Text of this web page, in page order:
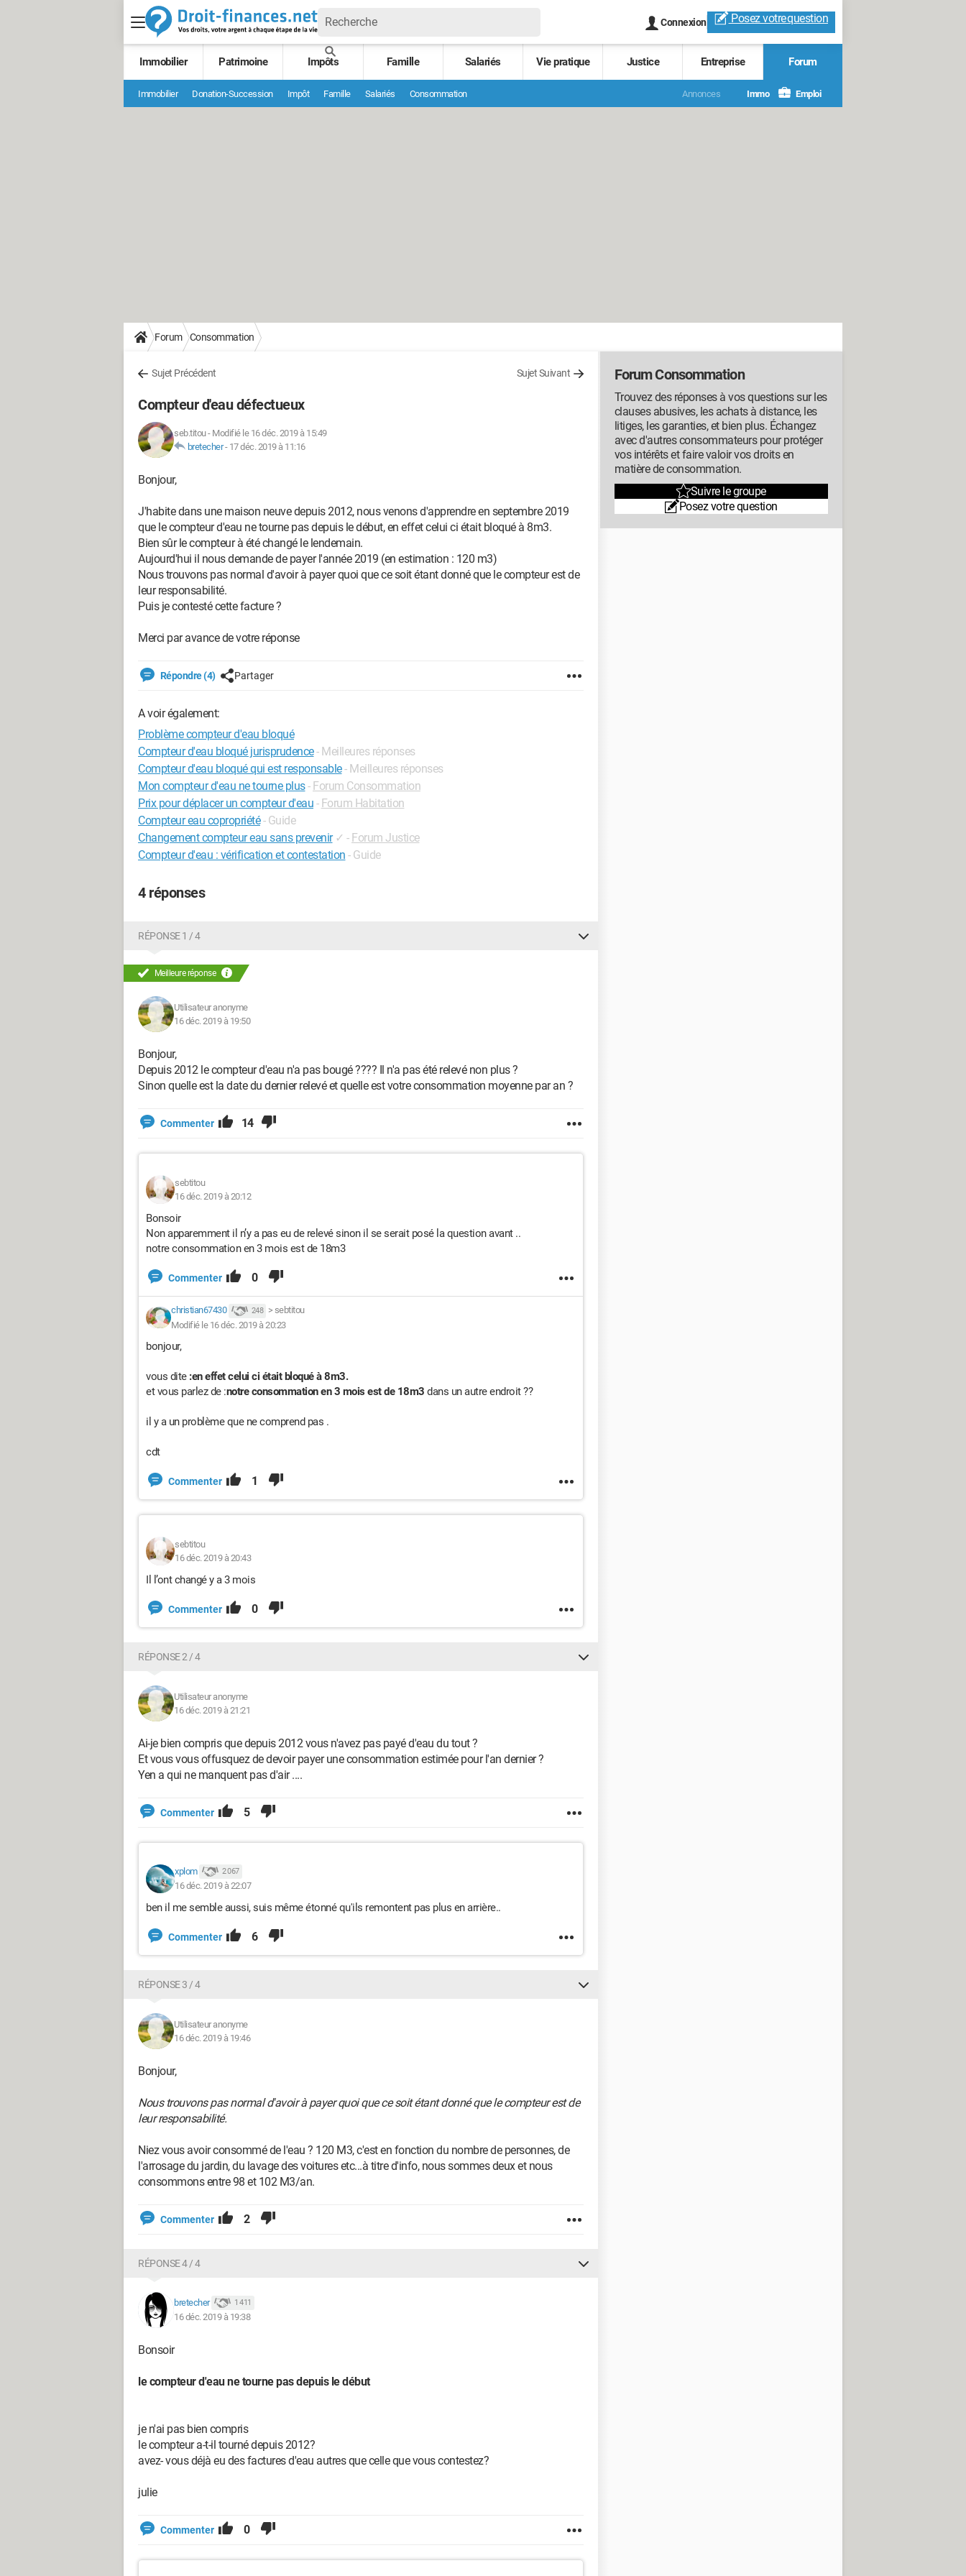
Connexion Posez votrequestion
Immobilier Patrimoine Impôts Famille Salariés Vie pratique Justice Entreprise Forum
Immobilier Donation-Succession Impôt Famille Salariés Consommation Annonces Immo Emploi
Forum Consommation
Sujet Précédent Sujet Suivant
Compteur d'eau défectueux
seb.titou- Modifié le 16 déc. 2019 à 15:49
bretecher- 17 déc. 2019 à 11:16
Bonjour,
J'habite dans une maison neuve depuis 2012, nous venons d'apprendre en septembre 2019
que le compteur d'eau ne tourne pas depuis le début, en effet celui ci était bloqué à 8m3.
Bien sûr le compteur à été changé le lendemain.
Aujourd'hui il nous demande de payer l'année 2019 (en estimation : 120 m3)
Nous trouvons pas normal d'avoir à payer quoi que ce soit étant donné que le compteur est de
leur responsabilité.
Puis je contesté cette facture ?
Merci par avance de votre réponse
Répondre (4) Partager
A voir également:
Problème compteur d'eau bloqué
Compteur d'eau bloqué jurisprudence- Meilleures réponses
Compteur d'eau bloqué qui est responsable- Meilleures réponses
Mon compteur d'eau ne tourne plus- Forum Consommation
Prix pour déplacer un compteur d'eau - Forum Habitation
Compteur eau copropriété - Guide
Changement compteur eau sans prevenir ✓ - Forum Justice
Compteur d'eau : vérification et contestation - Guide
4 réponses
RÉPONSE 1 / 4
Meilleure réponse
Utilisateur anonyme
16 déc. 2019 à 19:50
Bonjour,
Depuis 2012 le compteur d'eau n'a pas bougé ???? Il n'a pas été relevé non plus ?
Sinon quelle est la date du dernier relevé et quelle est votre consommation moyenne par an ?
Commenter 14
sebtitou
16 déc. 2019 à 20:12
Bonsoir
Non apparemment il n’y a pas eu de relevé sinon il se serait posé la question avant ..
notre consommation en 3 mois est de 18m3
Commenter 0
christian67430 248 > sebtitou
Modifié le 16 déc. 2019 à 20:23
bonjour,
vous dite :en effet celui ci était bloqué à 8m3.
et vous parlez de :notre consommation en 3 mois est de 18m3 dans un autre endroit ??
il y a un problème que ne comprend pas .
cdt
Commenter 1
sebtitou
16 déc. 2019 à 20:43
Il l’ont changé y a 3 mois
Commenter 0
RÉPONSE 2 / 4
Utilisateur anonyme
16 déc. 2019 à 21:21
Ai-je bien compris que depuis 2012 vous n'avez pas payé d'eau du tout ?
Et vous vous offusquez de devoir payer une consommation estimée pour l'an dernier ?
Yen a qui ne manquent pas d'air ....
Commenter 5
xplom 2 067
16 déc. 2019 à 22:07
ben il me semble aussi, suis même étonné qu'ils remontent pas plus en arrière..
Commenter 6
RÉPONSE 3 / 4
Utilisateur anonyme
16 déc. 2019 à 19:46
Bonjour,
Nous trouvons pas normal d'avoir à payer quoi que ce soit étant donné que le compteur est de
leur responsabilité.
Niez vous avoir consommé de l'eau ? 120 M3, c'est en fonction du nombre de personnes, de
l'arrosage du jardin, du lavage des voitures etc...à titre d'info, nous sommes deux et nous
consommons entre 98 et 102 M3/an.
Commenter 2
RÉPONSE 4 / 4
bretecher 1 411
16 déc. 2019 à 19:38
Bonsoir
le compteur d'eau ne tourne pas depuis le début
je n'ai pas bien compris
le compteur a-t-il tourné depuis 2012?
avez- vous déjà eu des factures d'eau autres que celle que vous contestez?
julie
Commenter 0
Forum Consommation
Trouvez des réponses à vos questions sur les
clauses abusives, les achats à distance, les
litiges, les garanties, et bien plus. Échangez
avec d'autres consommateurs pour protéger
vos intérêts et faire valoir vos droits en
matière de consommation.
Suivre le groupe
Posez votre question